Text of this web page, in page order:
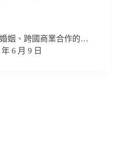
姻、跨國商業合作的…
年 6 月 9 日